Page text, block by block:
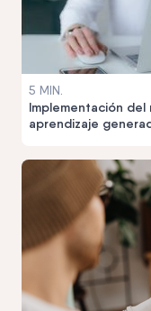
5 MIN.
Implementación del
aprendizaje